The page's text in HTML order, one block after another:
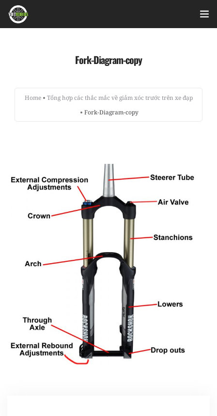
About
Login
Fork-Diagram-copy
Home
Tổng hợp các thắc mắc về giảm xóc trước trên xe đạp
Fork-Diagram-copy